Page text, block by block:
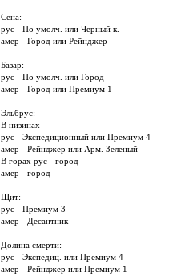
Сена:
рус - По умолч. или Черный к.
амер - Город или Рейнджер
Базар:
рус - По умолч. или Город
амер - Город или Премиум 1
Эльбрус:
В низинах
рус - Экспедиционный или Премиум 4
амер - Рейнджер или Арм. Зеленый
В горах рус - город
амер - город
Щит:
рус - Премиум 3
амер - Десантник
Долина смерти:
рус - Экспедиц. или Премиум 4
амер - Рейнджер или Премиум 1